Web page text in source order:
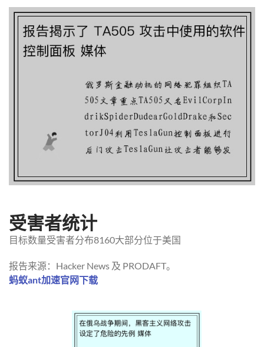
受害者统计
目标数量受害者分布8160大部分位于美国
报告来源：Hacker News 及 PRODAFT。
蚂蚁ant加速官网下载